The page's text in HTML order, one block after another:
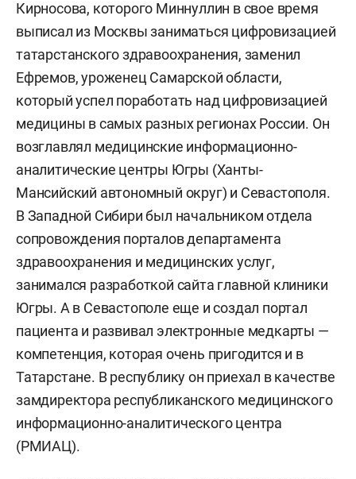
Кирносова, которого Миннуллин в свое время
выписал из Москвы заниматься цифровизацией
татарстанского здравоохранения, заменил
Ефремов, уроженец Самарской области,
который успел поработать над цифровизацией
медицины в самых разных регионах России. Он
возглавлял медицинские информационно-
аналитические центры Югры (Ханты-
Мансийский автономный округ) и Севастополя.
В Западной Сибири был начальником отдела
сопровождения порталов департамента
здравоохранения и медицинских услуг,
занимался разработкой сайта главной клиники
Югры. А в Севастополе еще и создал портал
пациента и развивал электронные медкарты —
компетенция, которая очень пригодится и в
Татарстане. В республику он приехал в качестве
замдиректора республиканского медицинского
информационно-аналитического центра
(РМИАЦ).